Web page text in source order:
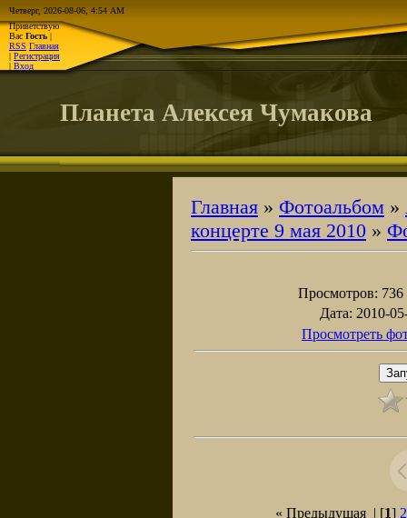
Четверг, 2026-08-06, 4:54 AM
Приветствую
Вас Гость |
RSS Главная
| Регистрация
| Вход
Планета Алексея Чумакова
Главная » Фотоальбом »
концерте 9 мая 2010 »
Просмотров:
Дата: 2010-
Просмотреть
« Предыдущая| [1] 2